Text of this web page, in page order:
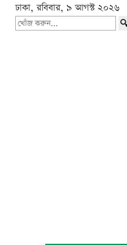
ঢাকা, রবিবার, ৯ আগস্ট ২০২৬